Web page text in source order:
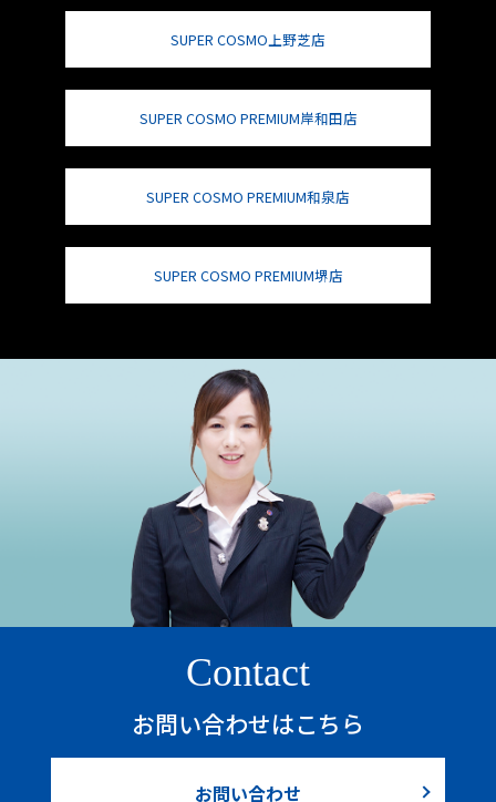
SUPER COSMO上野芝店
SUPER COSMO PREMIUM岸和田店
SUPER COSMO PREMIUM和泉店
SUPER COSMO PREMIUM堺店
Contact
お問い合わせはこちら
お問い合わせ